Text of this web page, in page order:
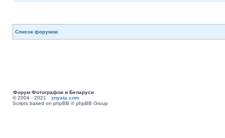
Список форумов
Форум Фотографов в Беларуси
© 2004 - 2021 znyata.com
Scripts based on phpBB © phpBB Group